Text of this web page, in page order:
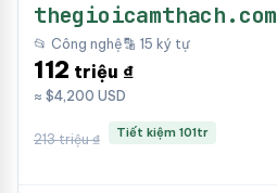
thegioicamthach.com
📂 Công nghệ🔡 15 ký tự
112 triệu ₫
≈ $4,200 USD
213 triệu ₫ Tiết kiệm 101tr